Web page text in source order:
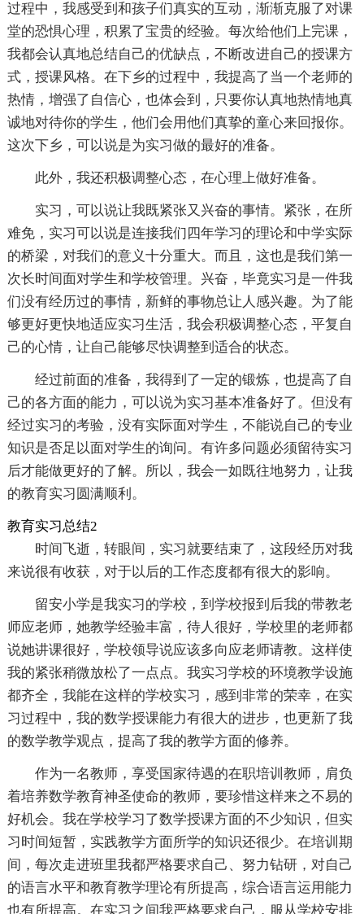
过程中，我感受到和孩子们真实的互动，渐渐克服了对课
堂的恐惧心理，积累了宝贵的经验。每次给他们上完课，
我都会认真地总结自己的优缺点，不断改进自己的授课方
式，授课风格。在下乡的过程中，我提高了当一个老师的
热情，增强了自信心，也体会到，只要你认真地热情地真
诚地对待你的学生，他们会用他们真挚的童心来回报你。
这次下乡，可以说是为实习做的最好的准备。
此外，我还积极调整心态，在心理上做好准备。
实习，可以说让我既紧张又兴奋的事情。紧张，在所
难免，实习可以说是连接我们四年学习的理论和中学实际
的桥梁，对我们的意义十分重大。而且，这也是我们第一
次长时间面对学生和学校管理。兴奋，毕竟实习是一件我
们没有经历过的事情，新鲜的事物总让人感兴趣。为了能
够更好更快地适应实习生活，我会积极调整心态，平复自
己的心情，让自己能够尽快调整到适合的状态。
经过前面的准备，我得到了一定的锻炼，也提高了自
己的各方面的能力，可以说为实习基本准备好了。但没有
经过实习的考验，没有实际面对学生，不能说自己的专业
知识是否足以面对学生的询问。有许多问题必须留待实习
后才能做更好的了解。所以，我会一如既往地努力，让我
的教育实习圆满顺利。
教育实习总结2
时间飞逝，转眼间，实习就要结束了，这段经历对我
来说很有收获，对于以后的工作态度都有很大的影响。
留安小学是我实习的学校，到学校报到后我的带教老
师应老师，她教学经验丰富，待人很好，学校里的老师都
说她讲课很好，学校领导说应该多向应老师请教。这样使
我的紧张稍微放松了一点点。我实习学校的环境教学设施
都齐全，我能在这样的学校实习，感到非常的荣幸，在实
习过程中，我的数学授课能力有很大的进步，也更新了我
的数学教学观点，提高了我的教学方面的修养。
作为一名教师，享受国家待遇的在职培训教师，肩负
着培养数学教育神圣使命的教师，要珍惜这样来之不易的
好机会。我在学校学习了数学授课方面的不少知识，但实
习时间短暂，实践教学方面所学的知识还很少。在培训期
间，每次走进班里我都严格要求自己、努力钻研，对自己
的语言水平和教育教学理论有所提高，综合语言运用能力
也有所提高。在实习之间我严格要求自己，服从学校安排